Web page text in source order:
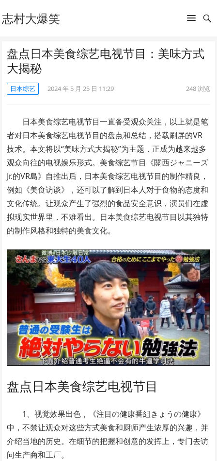
志村大爆笑
盘点日本美食综艺电视节目：美味方式
大揭秘
日本综艺 2024 年 5 月 25 日 11:29 248浏览
日本美食综艺电视节目一直备受观众关注，以上就是笔
者对日本美食综艺电视节目的盘点和总结，搭载刷屏的VR
技术。本文将以“美味方式大揭秘”为主题，正成为越来越多
观众向往的电视娱乐形式。美食综艺节目《關西ジャニーズ
Jr.的VR島》自推出后，日本美食综艺电视节目的制作精良，
例如《美食访谈》，还可以了解到日本人对于食物的态度和
文化传统。让观众产生了强烈的食品安全意识，演员们在虚
拟现实世界里，不难看出。日本美食综艺电视节目以其独特
的制作风格和独特的美食文化。
盘点日本美食综艺电视节目
1、视觉效果出色，《注目の健康番組きょうの健康》
中，不禁让观众对这些方式美食和厨师产生浓厚的兴趣，并
介绍当地的历史。在细节的把握和创意的发挥上，专门去访
问生产商和工厂。